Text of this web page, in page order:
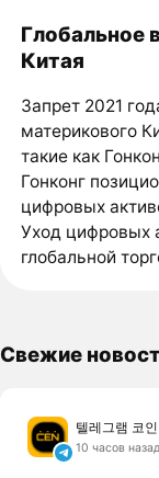
Глобальное
Китая
Запрет 2021
материкового
такие как
Гонконг
цифровых
Уход цифровых
глобальной
Свежие
텔레그램 코
10 часов